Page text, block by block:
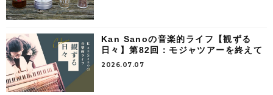
Kan Sanoの音楽的ライフ【観ずる
日々】第82回：モジャツアーを終えて
2026.07.07